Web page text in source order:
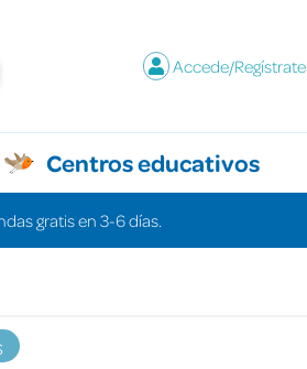
Accede/Regístrate
Centros educativos
gratis en 3-6 días.